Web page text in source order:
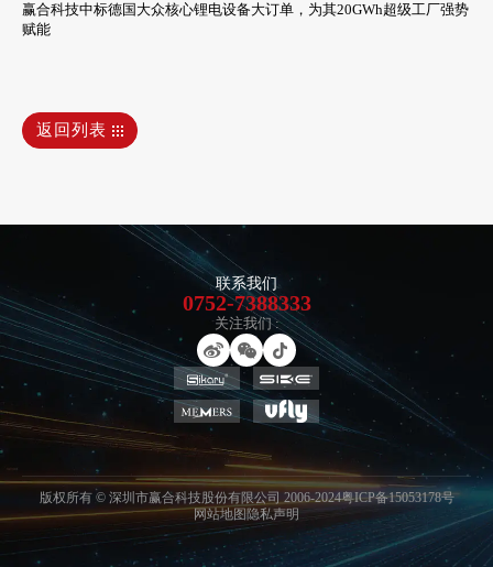
赢合科技中标德国大众核心锂电设备大订单，为其20GWh超级工厂强势
赋能
返回列表
联系我们
0752-7388333
关注我们 :
版权所有 © 深圳市赢合科技股份有限公司 2006-2024粤ICP备15053178号
网站地图隐私声明